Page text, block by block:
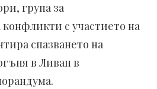
група за
с участието на
спазването на
в Ливан в